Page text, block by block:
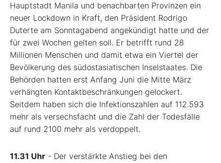
Hauptstadt Manila und benachbarten Provinzen ein
neuer Lockdown in Kraft, den Präsident Rodrigo
Duterte am Sonntagabend angekündigt hatte und der
für zwei Wochen gelten soll. Er betrifft rund 28
Millionen Menschen und damit etwa ein Viertel der
Bevölkerung des südostasiatischen Inselstaates. Die
Behörden hatten erst Anfang Juni die Mitte März
verhängten Kontaktbeschränkungen gelockert.
Seitdem haben sich die Infektionszahlen auf 112.593
mehr als versechsfacht und die Zahl der Todesfälle
auf rund 2100 mehr als verdoppelt.
11.31 Uhr - Der verstärkte Anstieg bei den